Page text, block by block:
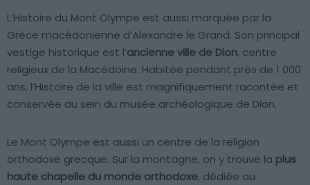
L’Histoire du Mont Olympe est aussi marquée par la
Grèce macédonienne d’Alexandre le Grand. Son principal
vestige historique est l’ancienne ville de Dion, centre
religieux de la Macédoine. Habitée pendant près de 1 000
ans, l’Histoire de la ville est magnifiquement racontée et
conservée au sein du musée archéologique de Dion.
Le Mont Olympe est aussi un centre de la religion
orthodoxe grecque. Sur la montagne, on y trouve la plus
haute chapelle du monde orthodoxe, dédiée au